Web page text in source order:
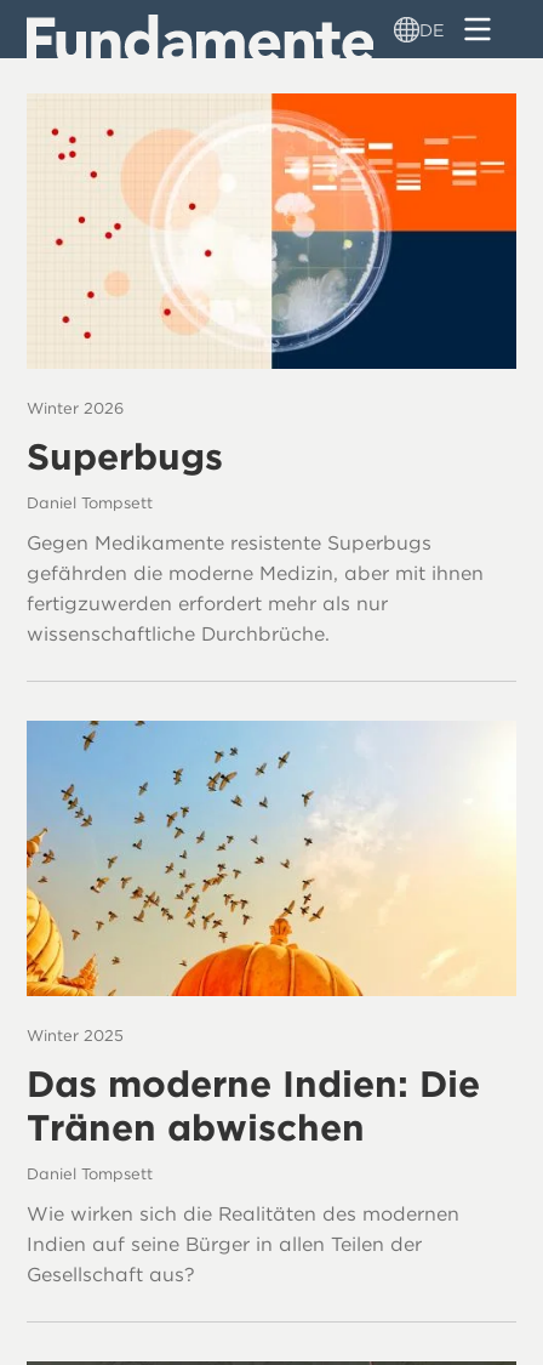
Direkt
zum
DE
Winter 2026
Superbugs
Daniel Tompsett
Gegen Medikamente resistente Superbugs
gefährden die moderne Medizin, aber mit ihnen
fertigzuwerden erfordert mehr als nur
wissenschaftliche Durchbrüche.
Winter 2025
Das moderne Indien: Die
Tränen abwischen
Daniel Tompsett
Wie wirken sich die Realitäten des modernen
Indien auf seine Bürger in allen Teilen der
Gesellschaft aus?